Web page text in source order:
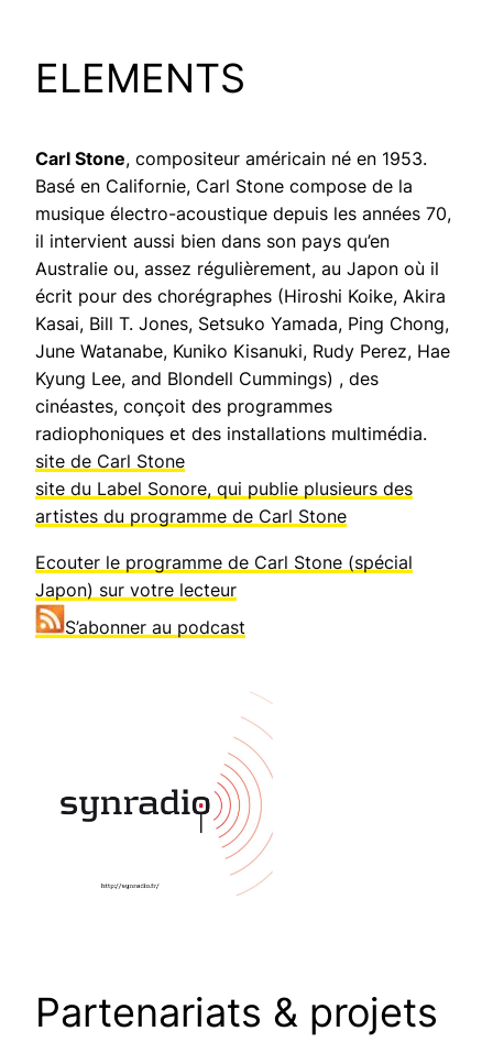
ELEMENTS
Carl Stone, compositeur américain né en 1953.
Basé en Californie, Carl Stone compose de la
musique électro-acoustique depuis les années 70,
il intervient aussi bien dans son pays qu’en
Australie ou, assez régulièrement, au Japon où il
écrit pour des chorégraphes (Hiroshi Koike, Akira
Kasai, Bill T. Jones, Setsuko Yamada, Ping Chong,
June Watanabe, Kuniko Kisanuki, Rudy Perez, Hae
Kyung Lee, and Blondell Cummings) , des
cinéastes, conçoit des programmes
radiophoniques et des installations multimédia.
site de Carl Stone
site du Label Sonore, qui publie plusieurs des
artistes du programme de Carl Stone
Ecouter le programme de Carl Stone (spécial
Japon) sur votre lecteur
S’abonner au podcast
Partenariats & projets